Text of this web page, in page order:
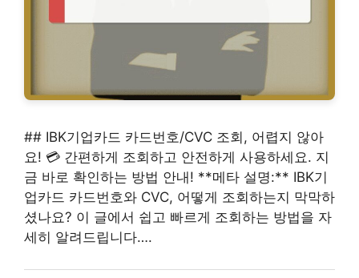
## IBK기업카드 카드번호/CVC 조회, 어렵지 않아
요! 💳 간편하게 조회하고 안전하게 사용하세요. 지
금 바로 확인하는 방법 안내! **메타 설명:** IBK기
업카드 카드번호와 CVC, 어떻게 조회하는지 막막하
셨나요? 이 글에서 쉽고 빠르게 조회하는 방법을 자
세히 알려드립니다….